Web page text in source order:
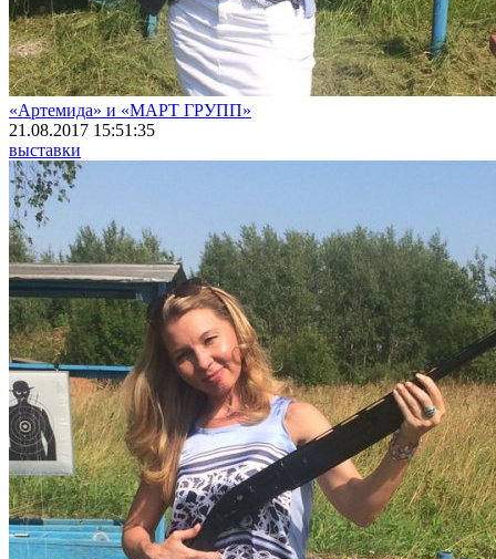
«Артемида» и «МАРТ ГРУПП»
21.08.2017 15:51:35
выставки